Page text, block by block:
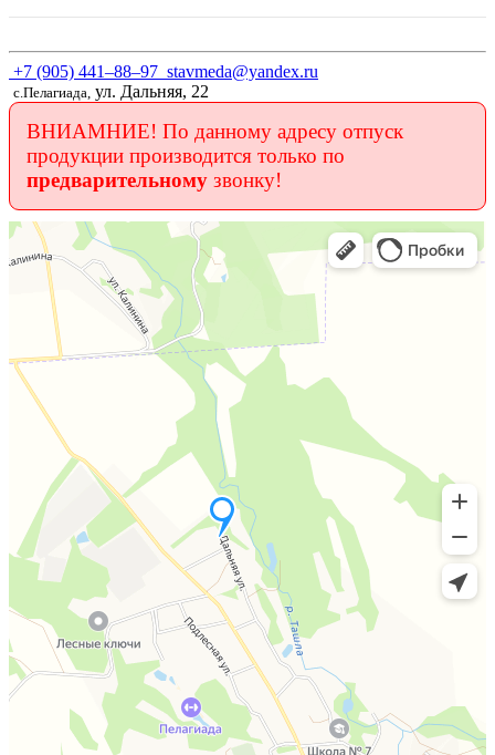
+7 (905) 441–88–97 stavmeda@yandex.ru
с.Пелагиада, ул. Дальняя, 22
ВНИАМНИЕ! По данному адресу отпуск
продукции производится только по
предварительному звонку!